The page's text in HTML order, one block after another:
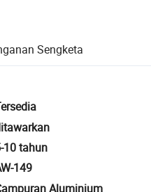
dengan logistik yang
untuk pemeriksaan kualitas
Sengketa
platform, termasuk
10 tahun
149
Aluminium